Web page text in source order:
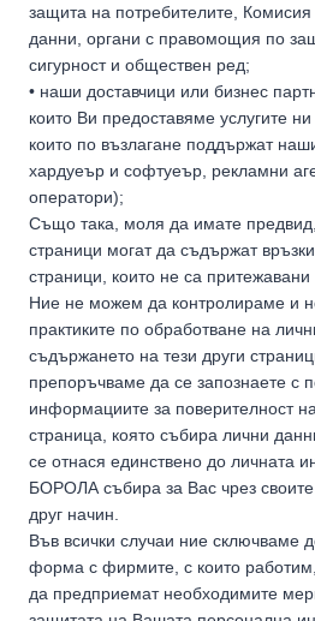
защита на потребителите,
данни, органи с правомощия по
сигурност и обществен ред;
• наши доставчици или бизнес
които Ви предоставяме услугите
които по възлагане поддържат
хардуеър и софтуеър, рекламни
оператори);
Също така, моля да имате
страници могат да съдържат
страници, които не са
Ние не можем да контролираме и
практиките по обработване на
съдържането на тези други
препоръчваме да се запознаете с
информациите за поверителност
страница, която събира лични
се отнася единствено до личната
БОРОЛА събира за Вас чрез
друг начин.
Във всички случаи ние сключваме
форма с фирмите, с които работим,
да предприемат необходимите